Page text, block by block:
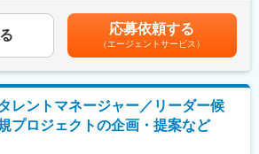
ャンネルに付随する業務
トの進行管理／社内外の調整・交渉
等、各種事務作業
おぎり高校」は急速な成長を続けています。現
ームで運営を行っていますが、さらなる事業拡
図るため、組織体制の強化が不可欠となりまし
籍期間・評価に応じて変動■昇給年1回（4月）賃
安の金額であり、選考を通じて上下する可能性
(月額)は固定手当を含めた表記です。
応募依頼する
（エージェントサービス）
レントマネージャー／リーダー候
プロジェクトの企画・提案など